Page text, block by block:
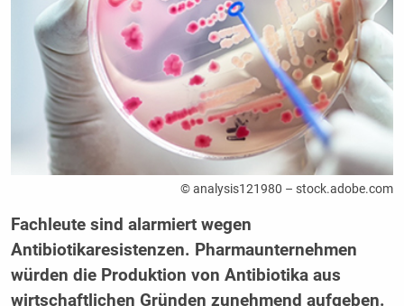
© analysis121980 – stock.adobe.com
Fachleute sind alarmiert wegen
Antibiotikaresistenzen. Pharmaunternehmen
würden die Produktion von Antibiotika aus
wirtschaftlichen Gründen zunehmend aufgeben.